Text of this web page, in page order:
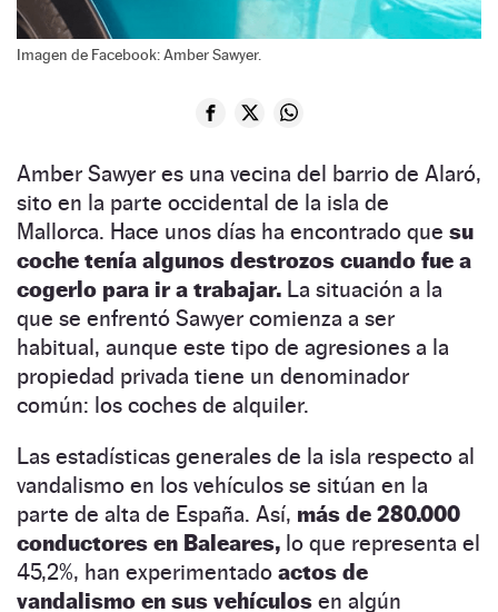
Imagen de Facebook: Amber Sawyer.
Amber Sawyer es una vecina del barrio de Alaró,
sito en la parte occidental de la isla de
Mallorca. Hace unos días ha encontrado que su
coche tenía algunos destrozos cuando fue a
cogerlo para ir a trabajar. La situación a la
que se enfrentó Sawyer comienza a ser
habitual, aunque este tipo de agresiones a la
propiedad privada tiene un denominador
común: los coches de alquiler.
Las estadísticas generales de la isla respecto al
vandalismo en los vehículos se sitúan en la
parte de alta de España. Así, más de 280.000
conductores en Baleares, lo que representa el
45,2%, han experimentado actos de
vandalismo en sus vehículos en algún